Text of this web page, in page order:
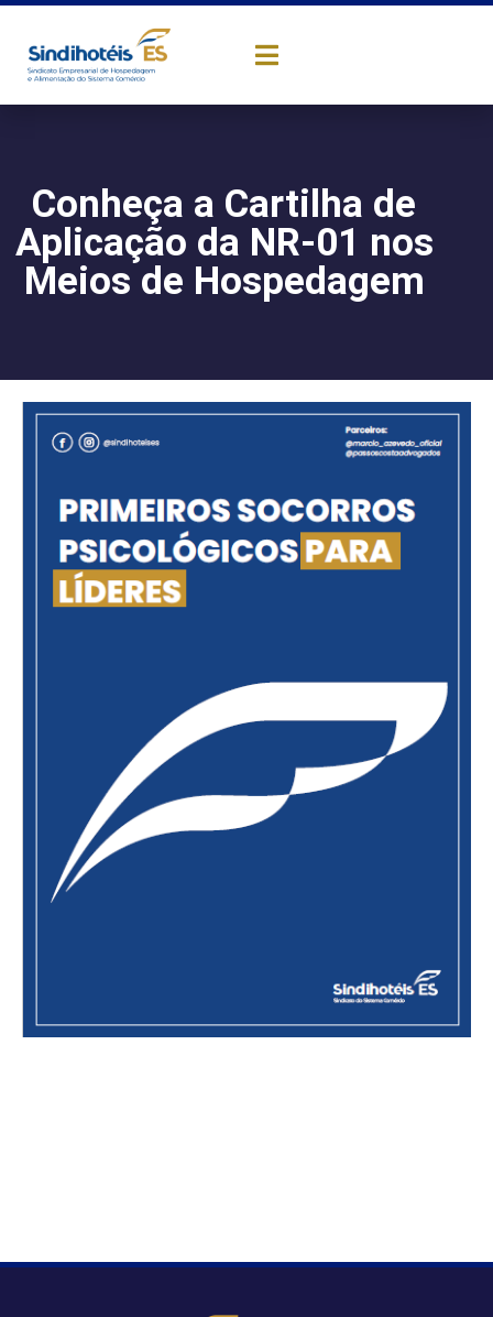
Conheça a Cartilha de
Aplicação da NR-01 nos
Meios de Hospedagem